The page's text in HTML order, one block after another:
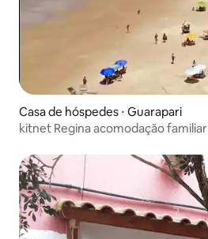
Casa de hóspedes ⋅ Guarapari
kitnet Regina acomodação familiar